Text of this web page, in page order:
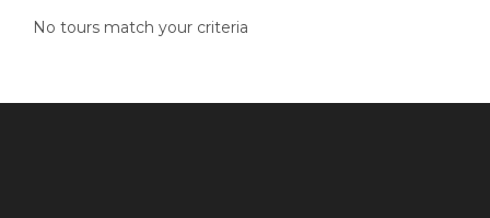
No tours match your criteria